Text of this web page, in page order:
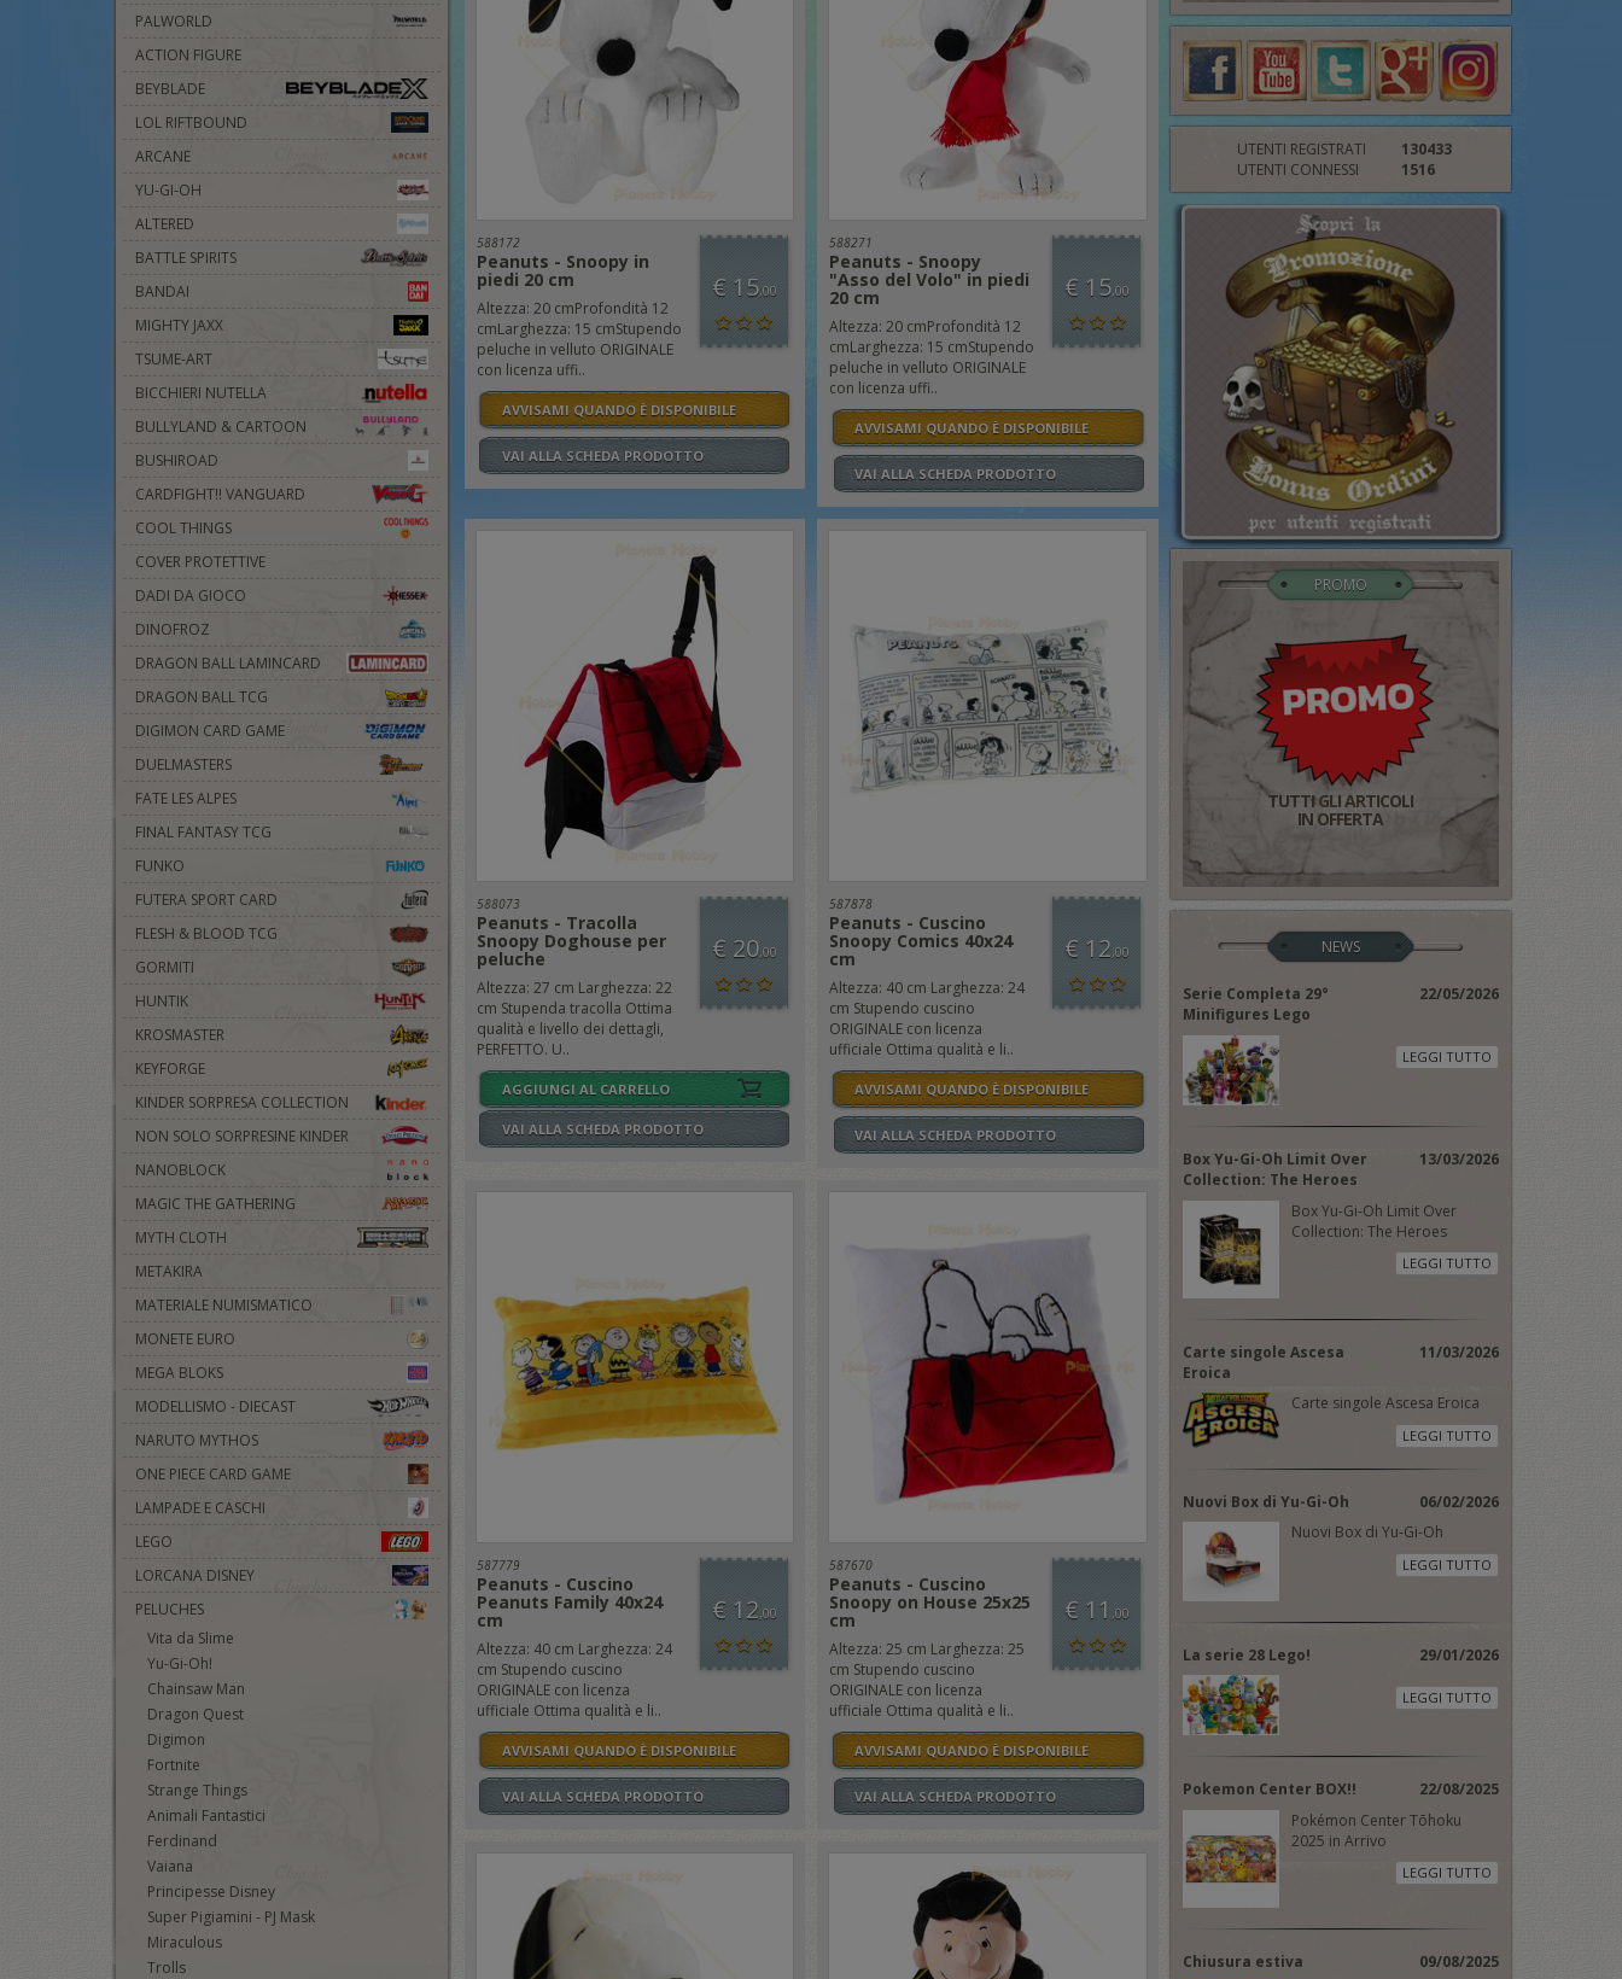
PALWORLD
ACTION FIGURE
BEYBLADE
LOL RIFTBOUND
ARCANE
YU-GI-OH
ALTERED
BATTLE SPIRITS
BANDAI
MIGHTY JAXX
TSUME-ART
BICCHIERI NUTELLA
BULLYLAND & CARTOON
BUSHIROAD
CARDFIGHT!! VANGUARD
COOL THINGS
COVER PROTETTIVE
DADI DA GIOCO
DINOFROZ
DRAGON BALL LAMINCARD
DRAGON BALL TCG
DIGIMON CARD GAME
DUELMASTERS
FATE LES ALPES
FINAL FANTASY TCG
FUNKO
FUTERA SPORT CARD
FLESH & BLOOD TCG
GORMITI
HUNTIK
KROSMASTER
KEYFORGE
KINDER SORPRESA COLLECTION
NON SOLO SORPRESINE KINDER
NANOBLOCK
MAGIC THE GATHERING
MYTH CLOTH
METAKIRA
MATERIALE NUMISMATICO
MONETE EURO
MEGA BLOKS
MODELLISMO - DIECAST
NARUTO MYTHOS
ONE PIECE CARD GAME
LAMPADE E CASCHI
LEGO
LORCANA DISNEY
PELUCHES
Vita da Slime
Yu-Gi-Oh!
Chainsaw Man
Dragon Quest
Digimon
Fortnite
Strange Things
Animali Fantastici
Ferdinand
Vaiana
Principesse Disney
Super Pigiamini - PJ Mask
Miraculous
Trolls
588172
Peanuts - Snoopy in
piedi 20 cm
Altezza: 20 cmProfondità 12
cmLarghezza: 15 cmStupendo
peluche in velluto ORIGINALE
con licenza uffi..
€ 15,00
AVVISAMI QUANDO È DISPONIBILE
VAI ALLA SCHEDA PRODOTTO
588271
Peanuts - Snoopy
"Asso del Volo" in piedi
20 cm
Altezza: 20 cmProfondità 12
cmLarghezza: 15 cmStupendo
peluche in velluto ORIGINALE
con licenza uffi..
€ 15,00
AVVISAMI QUANDO È DISPONIBILE
VAI ALLA SCHEDA PRODOTTO
588073
Peanuts - Tracolla
Snoopy Doghouse per
peluche
Altezza: 27 cm Larghezza: 22
cm Stupenda tracolla Ottima
qualità e livello dei dettagli,
PERFETTO. U..
€ 20,00
AGGIUNGI AL CARRELLO
VAI ALLA SCHEDA PRODOTTO
587878
Peanuts - Cuscino
Snoopy Comics 40x24
cm
Altezza: 40 cm Larghezza: 24
cm Stupendo cuscino
ORIGINALE con licenza
ufficiale Ottima qualità e li..
€ 12,00
AVVISAMI QUANDO È DISPONIBILE
VAI ALLA SCHEDA PRODOTTO
587779
Peanuts - Cuscino
Peanuts Family 40x24
cm
Altezza: 40 cm Larghezza: 24
cm Stupendo cuscino
ORIGINALE con licenza
ufficiale Ottima qualità e li..
€ 12,00
AVVISAMI QUANDO È DISPONIBILE
VAI ALLA SCHEDA PRODOTTO
587670
Peanuts - Cuscino
Snoopy on House 25x25
cm
Altezza: 25 cm Larghezza: 25
cm Stupendo cuscino
ORIGINALE con licenza
ufficiale Ottima qualità e li..
€ 11 ,00
AVVISAMI QUANDO È DISPONIBILE
VAI ALLA SCHEDA PRODOTTO
UTENTI REGISTRATI
130433
UTENTI CONNESSI
1516
PROMO
TUTTI GLI ARTICOLI
IN OFFERTA
NEWS
Serie Completa 29°
Minifigures Lego
22/05/2026
LEGGI TUTTO
Box Yu-Gi-Oh Limit Over
Collection: The Heroes
13/03/2026
Box Yu-Gi-Oh Limit Over
Collection: The Heroes
LEGGI TUTTO
Carte singole Ascesa
Eroica
11/03/2026
Carte singole Ascesa Eroica
LEGGI TUTTO
Nuovi Box di Yu-Gi-Oh
06/02/2026
Nuovi Box di Yu-Gi-Oh
LEGGI TUTTO
La serie 28 Lego! 29/01/2026
LEGGI TUTTO
Pokemon Center BOX!!
22/08/2025
Pokémon Center Tōhoku
2025 in Arrivo
LEGGI TUTTO
Chiusura estiva
09/08/2025